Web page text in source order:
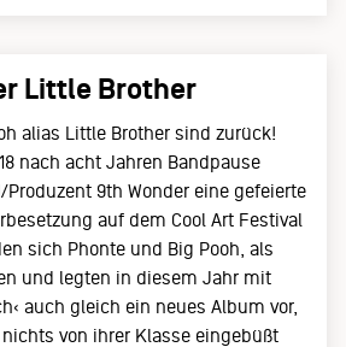
Little Brother
alias Little Brother sind zurück!
nach acht Jahren Bandpause
9th Wonder eine gefeierte
auf dem Cool Art Festival
sich Phonte und Big Pooh, als
und legten in diesem Jahr mit
auch gleich ein neues Album vor,
von ihrer Klasse eingebüßt